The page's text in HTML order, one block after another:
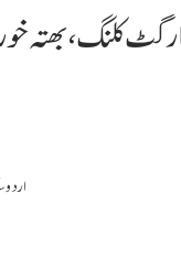
،بھتہ خوری
اردو سکائی اخبار 4 اکتوبر